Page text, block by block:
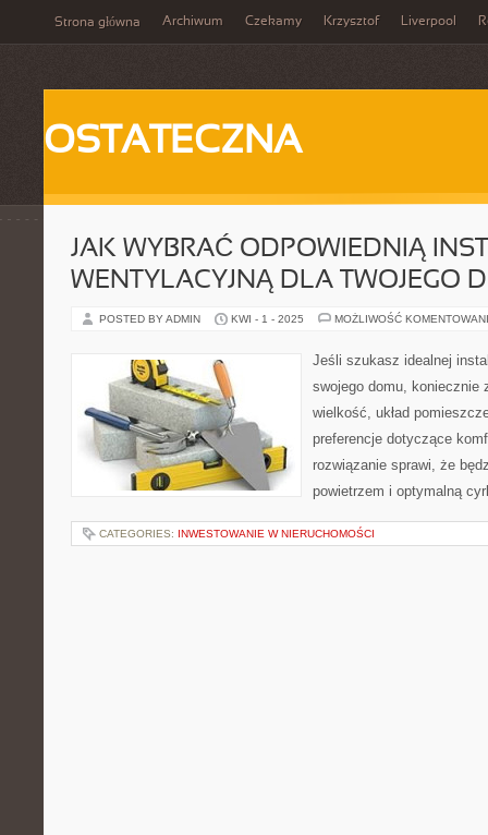
Strona główna Archiwum Czekamy Krzysztof Liverpool
OSTATECZNA
JAK WYBRAĆ ODPOWIEDNIĄ
WENTYLACYJNĄ DLA TWOJEGO
POSTED BY ADMIN KWI - 1 - 2025 MOŻLIWOŚĆ
Jeśli szukasz idealnej
swojego domu, koniecznie
wielkość, układ
preferencje dotyczące
rozwiązanie sprawi, że
powietrzem i optymalną
CATEGORIES: INWESTOWANIE W NIERUCHOMOŚCI